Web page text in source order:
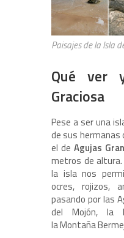
Paisajes de la Isla
Qué ver
Graciosa
Pese a ser una
de sus hermanas
el de Agujas
metros de
la isla nos
ocres, rojizos,
pasando por las
del Mojón, la
la Montaña